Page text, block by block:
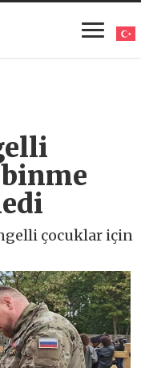
çocuklar için